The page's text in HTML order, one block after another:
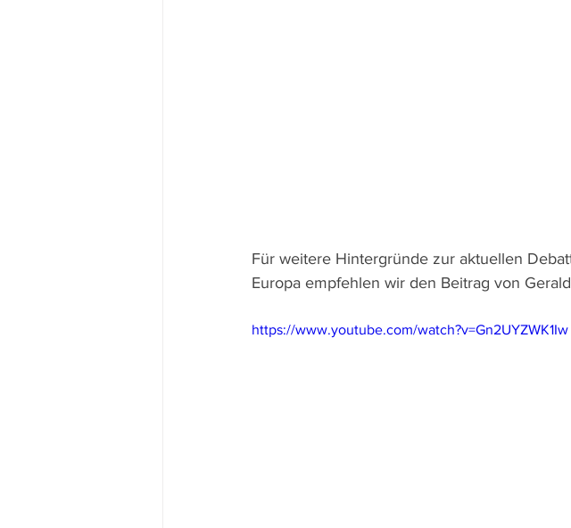
Für weitere Hintergründe zur aktuellen
Europa empfehlen wir den Beitrag von
https://www.youtube.com/watch?v=Gn2UYZWK1Iw